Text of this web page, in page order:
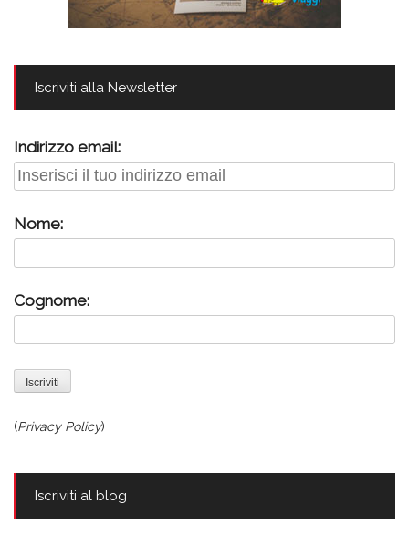
Iscriviti alla Newsletter
Indirizzo email:
Nome:
Cognome:
(Privacy Policy)
Iscriviti al blog